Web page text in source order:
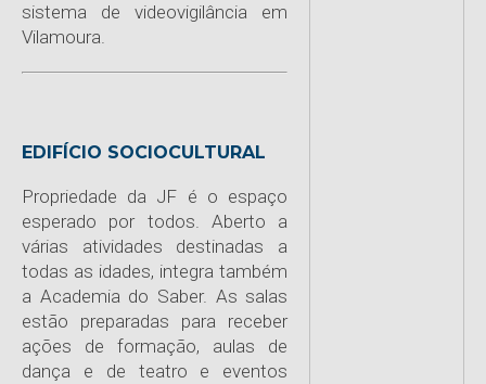
sistema de videovigilância em
Vilamoura.
EDIFÍCIO SOCIOCULTURAL
Propriedade da JF é o espaço
esperado por todos. Aberto a
várias atividades destinadas a
todas as idades, integra também
a Academia do Saber. As salas
estão preparadas para receber
ações de formação, aulas de
dança e de teatro e eventos